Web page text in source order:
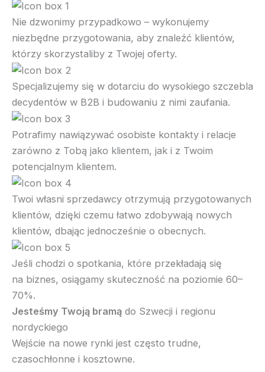
Nie dzwonimy przypadkowo – wykonujemy
niezbędne przygotowania, aby znaleźć klientów,
którzy skorzystaliby z Twojej oferty.
Specjalizujemy się w dotarciu do wysokiego szczebla
decydentów w B2B i budowaniu z nimi zaufania.
Potrafimy nawiązywać osobiste kontakty i relacje
zarówno z Tobą jako klientem, jak i z Twoim
potencjalnym klientem.
Twoi własni sprzedawcy otrzymują przygotowanych
klientów, dzięki czemu łatwo zdobywają nowych
klientów, dbając jednocześnie o obecnych.
Jeśli chodzi o spotkania, które przekładają się
na biznes, osiągamy skuteczność na poziomie 60–
70%.
Jesteśmy Twoją bramą do Szwecji i regionu
nordyckiego
Wejście na nowe rynki jest często trudne,
czasochłonne i kosztowne.